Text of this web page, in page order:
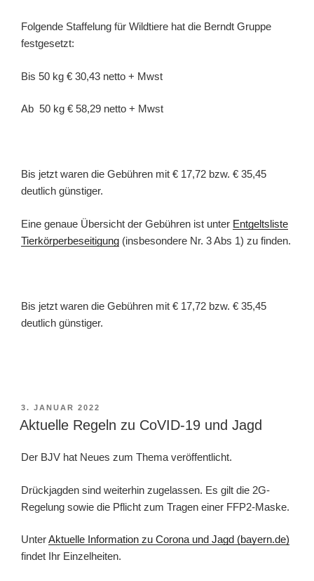
Folgende Staffelung für Wildtiere hat die Berndt Gruppe
festgesetzt:
Bis 50 kg € 30,43 netto + Mwst
Ab 50 kg € 58,29 netto + Mwst
Bis jetzt waren die Gebühren mit € 17,72 bzw. € 35,45
deutlich günstiger.
Eine genaue Übersicht der Gebühren ist unter Entgeltsliste
Tierkörperbeseitigung (insbesondere Nr. 3 Abs 1) zu finden.
Bis jetzt waren die Gebühren mit € 17,72 bzw. € 35,45
deutlich günstiger.
VERÖFFENTLICHT
AM
3. JANUAR 2022
Aktuelle Regeln zu CoVID-19 und Jagd
Der BJV hat Neues zum Thema veröffentlicht.
Drückjagden sind weiterhin zugelassen. Es gilt die 2G-
Regelung sowie die Pflicht zum Tragen einer FFP2-Maske.
UnterAktuelle Information zu Corona und Jagd (bayern.de)
findet Ihr Einzelheiten.